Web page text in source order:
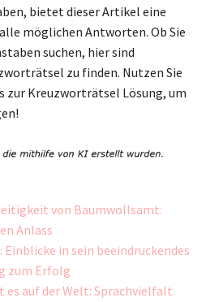
bietet dieser Artikel eine
möglichen Antworten. Ob Sie
suchen, hier sind
zu finden. Nutzen Sie
Kreuzworträtsel Lösung, um
von Baumwollsamt:
Anlass
in sein beeindruckendes
zum Erfolg
es auf der Welt: Sprachvielfalt